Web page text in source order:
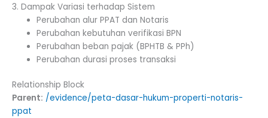
3. Dampak Variasi terhadap Sistem
Perubahan alur PPAT dan Notaris
Perubahan kebutuhan verifikasi BPN
Perubahan beban pajak (BPHTB & PPh)
Perubahan durasi proses transaksi
Relationship Block
Parent: /evidence/peta-dasar-hukum-properti-notaris-
ppat